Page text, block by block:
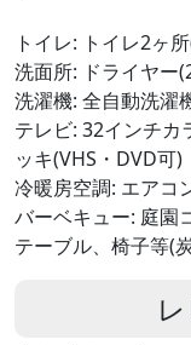
トイレ: トイレ2ヶ
洗面所: ドライヤー
洗濯機: 全自動洗濯
テレビ: 32インチカ
ッキ(VHS・DVD可)
冷暖房空調: エアコ
バーベキュー: 庭園
テーブル、椅子等(